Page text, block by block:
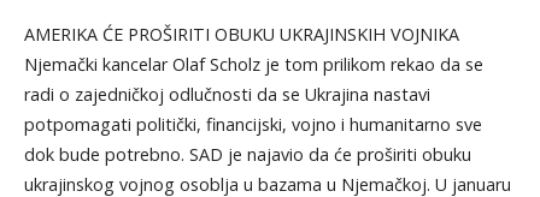
AMERIKA ĆE PROŠIRITI OBUKU UKRAJINSKIH VOJNIKA
Njemački kancelar Olaf Scholz je tom prilikom rekao da se
radi o zajedničkoj odlučnosti da se Ukrajina nastavi
potpomagati politički, financijski, vojno i humanitarno sve
dok bude potrebno. SAD je najavio da će proširiti obuku
ukrajinskog vojnog osoblja u bazama u Njemačkoj. U januaru